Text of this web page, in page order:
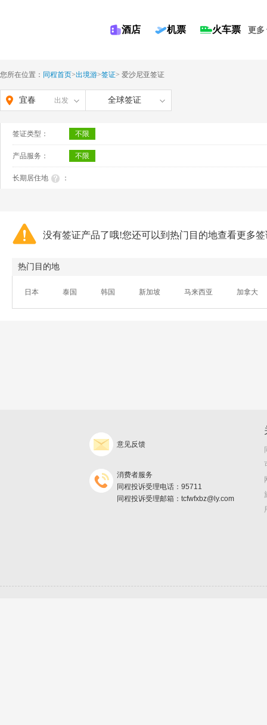
酒店 机票 火车票 更多
您所在位置： 同程首页>出境游>签证> 爱沙尼亚签证
宜春 出发 全球签证
签证类型： 不限
产品服务： 不限
长期居住地 ：
没有签证产品了哦!您还可以到热门目的地查看更多
热门目的地
日本 泰国 韩国 新加坡 马来西亚 加拿大
意见反馈
消费者服务
同程投诉受理电话：95711
同程投诉受理邮箱：tcfwfxbz@ly.com